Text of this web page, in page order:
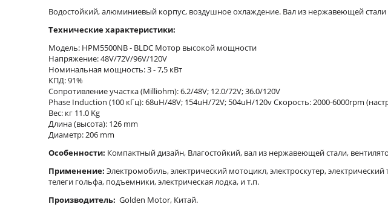
Водостойкий, алюминиевый корпус, воздушное охлаждение. Вал из нержавеющей стали
Технические характеристики:
Модель: HPM5500NB - BLDC Мотор высокой мощности
Напряжение: 48V/72V/96V/120V
Номинальная мощность: 3 - 7,5 кВт
КПД: 91%
Сопротивление участка (Milliohm): 6.2/48V; 12.0/72V; 36.0/120V
Phase Induction (100 кГц): 68uH/48V; 154uH/72V; 504uH/120v Скорость: 2000-6000rpm
Вес: кг 11.0 Kg
Длина (высота): 126 mm
Диаметр: 206 mm
Особенности: Компактный дизайн, Влагостойкий, вал из нержавеющей стали,
Применение: Электромобиль, электрический мотоцикл, электроскутер,
телеги гольфа, подъемники, электрическая лодка, и т.п.
Производитель: Golden Motor, Китай.